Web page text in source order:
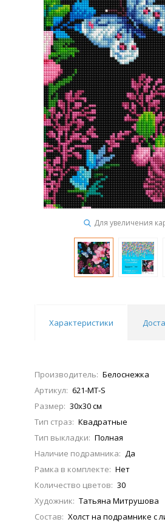
Для увеличения
Характеристики
Производитель: Белоснежка
Артикул: 621-MT-S
Размер: 30х30 см
Тип страз: Квадратные
Тип выкладки: Полная
Наличие подрамника: Да
Рамка в комплекте: Нет
Количество цветов: 30
Художник: Татьяна Митрушова
Состав: Холст на подрамнике с